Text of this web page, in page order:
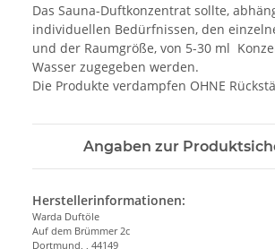
Das Sauna-Duftkonzentrat sollte,
individuellen Bedürfnissen, den
und der Raumgröße, von 5-30 ml
Wasser zugegeben werden.
Die Produkte verdampfen OHNE
Angaben zur
Herstellerinformationen:
Warda Duftöle
Auf dem Brümmer 2c
Dortmund, , 44149